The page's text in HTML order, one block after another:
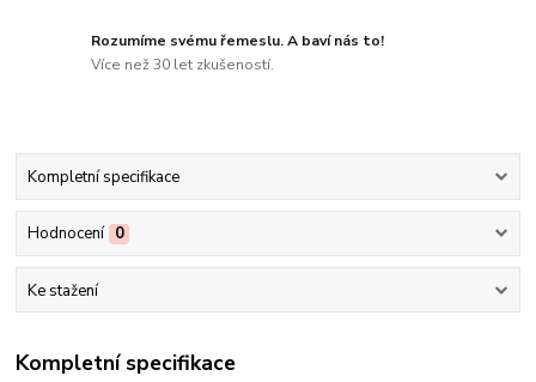
Rozumíme svému řemeslu. A baví nás to!
Více než 30 let zkušeností.
Kompletní specifikace
Hodnocení 0
Ke stažení
Kompletní specifikace